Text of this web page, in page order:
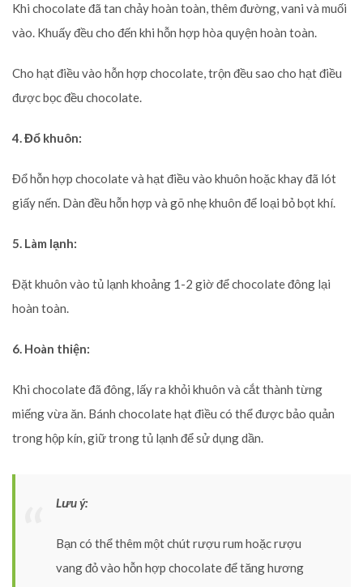
Khi chocolate đã tan chảy hoàn toàn, thêm đường, vani và muối
vào. Khuấy đều cho đến khi hỗn hợp hòa quyện hoàn toàn.
Cho hạt điều vào hỗn hợp chocolate, trộn đều sao cho hạt điều
được bọc đều chocolate.
4. Đổ khuôn:
Đổ hỗn hợp chocolate và hạt điều vào khuôn hoặc khay đã lót
giấy nến. Dàn đều hỗn hợp và gõ nhẹ khuôn để loại bỏ bọt khí.
5. Làm lạnh:
Đặt khuôn vào tủ lạnh khoảng 1-2 giờ để chocolate đông lại
hoàn toàn.
6. Hoàn thiện:
Khi chocolate đã đông, lấy ra khỏi khuôn và cắt thành từng
miếng vừa ăn. Bánh chocolate hạt điều có thể được bảo quản
trong hộp kín, giữ trong tủ lạnh để sử dụng dần.
Lưu ý:
Bạn có thể thêm một chút rượu rum hoặc rượu
vang đỏ vào hỗn hợp chocolate để tăng hương